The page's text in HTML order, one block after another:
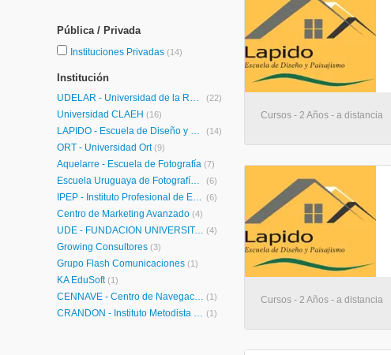
Pública / Privada
Instituciones Privadas (14)
Institución
UDELAR - Universidad de la República (22)
Universidad CLAEH (16)
LAPIDO - Escuela de Diseño y Paisajismo (14)
ORT - Universidad Ort (9)
Aquelarre - Escuela de Fotografía (7)
Escuela Uruguaya de Fotografía y Video (6)
IPEP - Instituto Profesional de Enseñanza Periodística (6)
Centro de Marketing Avanzado (4)
UDE - FUNDACION UNIVERSITARIA-CEIPA- (4)
Growing Consultores (3)
Grupo Flash Comunicaciones (1)
KA EduSoft (1)
CENNAVE - Centro de Navegación (1)
CRANDON - Instituto Metodista Universitario Crandon (1)
Cursos - 2 Años - a distancia
Cursos - 2 Años - a distancia